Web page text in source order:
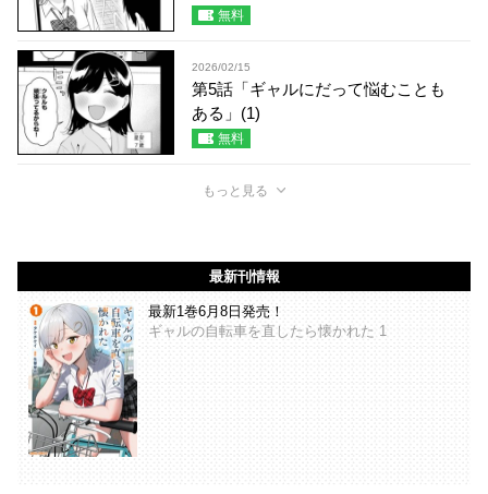
無料
2026/02/15
第5話「ギャルにだって悩むことも
ある」(1)
無料
もっと見る
最新刊情報
最新1巻6月8日発売！
ギャルの自転車を直したら懐かれた 1